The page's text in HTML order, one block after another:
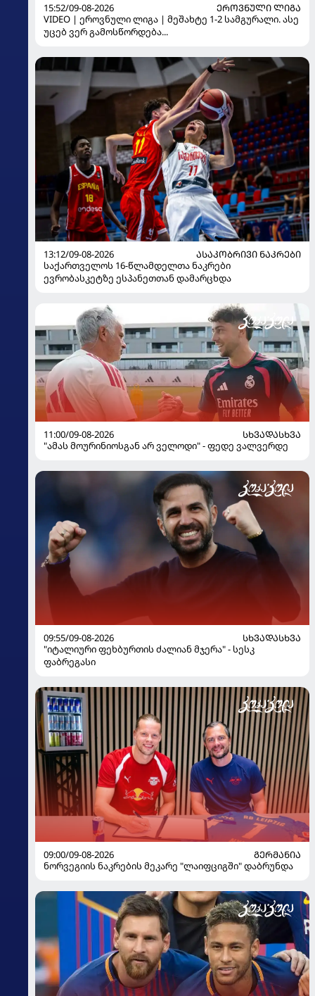
15:52/09-08-2026
ᲔᲠᲝᲕᲜᲣᲚᲘ ᲚᲘᲒᲐ
VIDEO | ეროვნული ლიგა | მეშახტე 1-2 სამგურალი. ასე
უცებ ვერ გამოსწორდება...
13:12/09-08-2026
ᲐᲡᲐᲙᲝᲑᲠᲘᲕᲘ ᲜᲐᲙᲠᲔᲑᲘ
საქართველოს 16-წლამდელთა ნაკრები
ევრობასკეტზე ესპანეთთან დამარცხდა
11:00/09-08-2026
ᲡᲮᲕᲐᲓᲐᲡᲮᲕᲐ
"ამას მოურინიოსგან არ ველოდი" - ფედე ვალვერდე
09:55/09-08-2026
ᲡᲮᲕᲐᲓᲐᲡᲮᲕᲐ
"იტალიური ფეხბურთის ძალიან მჯერა" - სესკ
ფაბრეგასი
09:00/09-08-2026
ᲒᲔᲠᲛᲐᲜᲘᲐ
ნორვეგიის ნაკრების მეკარე "ლაიფციგში" დაბრუნდა